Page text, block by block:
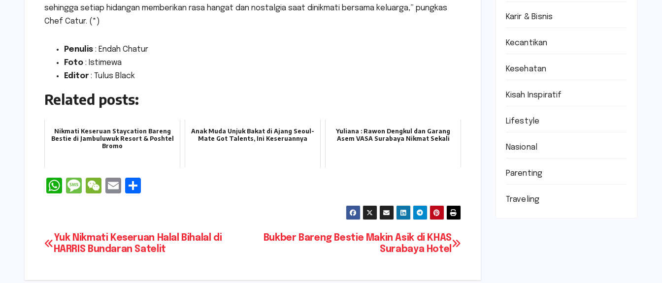
sehingga setiap hidangan memberikan rasa hangat dan nostalgia saat dinikmati bersama keluarga,” pungkas
Chef Catur. (*)
Penulis : Endah Chatur
Foto : Istimewa
Editor : Tulus Black
Related posts:
Nikmati Keseruan Staycation Bareng
Bestie di Jambuluwuk Resort & Poshtel
Bromo
Anak Muda Unjuk Bakat di Ajang Seoul-
Mate Got Talents, Ini Keseruannya
Yuliana : Rawon Dengkul dan Garang
Asem VASA Surabaya Nikmat Sekali
W
ts
A
p
M
s
a
e
W
h
a
E
l
e
Navigasi
Bukber Bareng Bestie Makin Asik di KHAS
Surabaya Hotel
Yuk Nikmati Keseruan Halal Bihalal di
HARRIS Bundaran Satelit
Karir & Bisnis
Kecantikan
Kesehatan
Kisah Inspiratif
Lifestyle
Nasional
Parenting
Traveling